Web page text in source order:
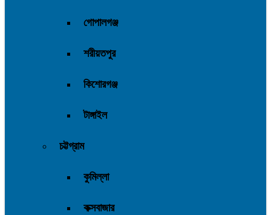
গোপালগঞ্জ
শরীয়তপুর
কিশোরগঞ্জ
টাঙ্গাইল
চট্টগ্রাম
কুমিল্লা
কক্সবাজার